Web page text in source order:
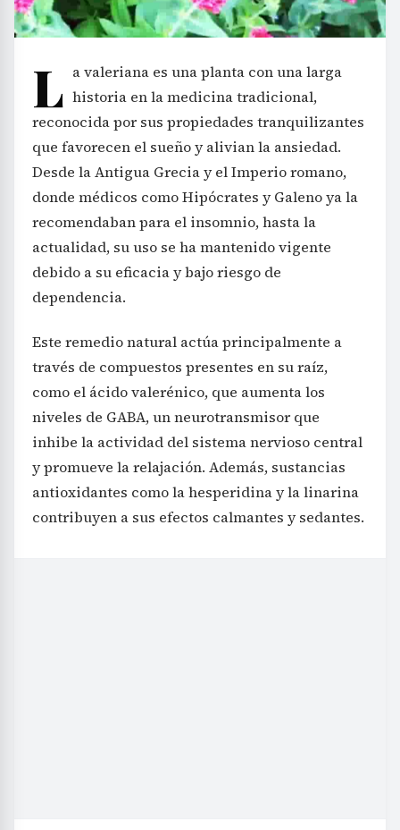
L a valeriana es una planta con una larga
historia en la medicina tradicional,
reconocida por sus propiedades tranquilizantes
que favorecen el sueño y alivian la ansiedad.
Desde la Antigua Grecia y el Imperio romano,
donde médicos como Hipócrates y Galeno ya la
recomendaban para el insomnio, hasta la
actualidad, su uso se ha mantenido vigente
debido a su eficacia y bajo riesgo de
dependencia.
Este remedio natural actúa principalmente a
través de compuestos presentes en su raíz,
como el ácido valerénico, que aumenta los
niveles de GABA, un neurotransmisor que
inhibe la actividad del sistema nervioso central
y promueve la relajación. Además, sustancias
antioxidantes como la hesperidina y la linarina
contribuyen a sus efectos calmantes y sedantes.